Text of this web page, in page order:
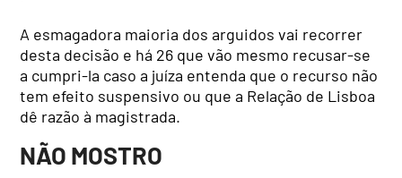
A esmagadora maioria dos arguidos vai recorrer
desta decisão e há 26 que vão mesmo recusar-se
a cumpri-la caso a juíza entenda que o recurso não
tem efeito suspensivo ou que a Relação de Lisboa
dê razão à magistrada.
NÃO MOSTRO